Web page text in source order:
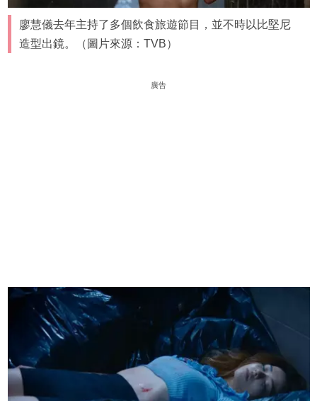
廖慧儀去年主持了多個飲食旅遊節目，並不時以比堅尼
造型出鏡。（圖片來源：TVB）
廣告